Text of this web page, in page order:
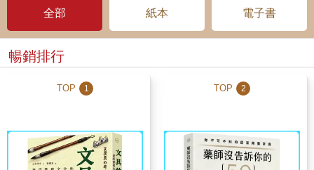
全部 紙本 電子書
暢銷排行
TOP 1 TOP 2